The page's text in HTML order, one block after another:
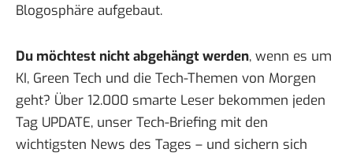
Blogosphäre aufgebaut.
Du möchtest nicht abgehängt werden, wenn es um
KI, Green Tech und die Tech-Themen von Morgen
geht? Über 12.000 smarte Leser bekommen jeden
Tag UPDATE, unser Tech-Briefing mit den
wichtigsten News des Tages – und sichern sich